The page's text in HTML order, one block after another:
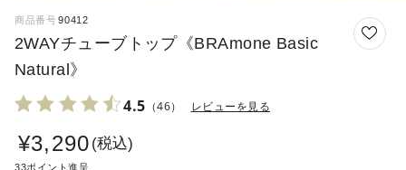
商品番号 90412
2WAYチューブトップ《BRAmone Basic
Natural》
4.5 （46） レビューを見る
¥3,290 税込
33